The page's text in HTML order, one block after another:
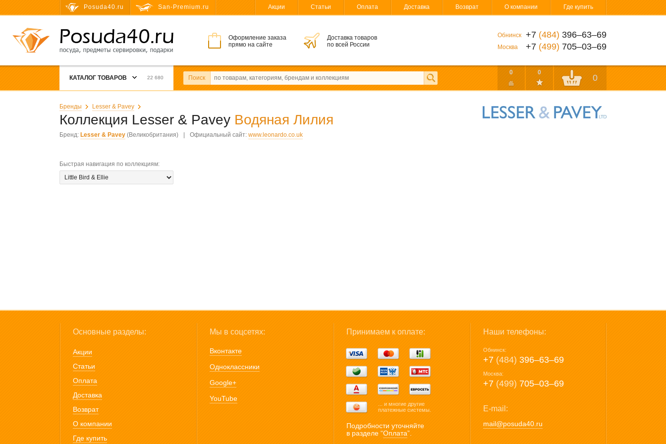
Posuda40.ru San-Premium.ru Акции Статьи Оплата Доставка Возврат О компании Где купить
Оформление заказа
прямо на сайте
Доставка товаров
по всей России
Обнинск +7 (484) 396‒63‒69
Москва +7 (499) 705‒03‒69
КАТАЛОГ ТОВАРОВ 22 680 Поиск
0 0
0
Бренды Lesser & Pavey
Коллекция Lesser & Pavey Водяная Лилия
Бренд: Lesser & Pavey (Великобритания) Официальный сайт: www.leonardo.co.uk
Быстрая навигация по коллекциям:
Основные разделы:
Акции
Статьи
Оплата
Доставка
Возврат
О компании
Где купить
Мы в соцсетях:
Вконтакте
Одноклассники
Google+
YouTube
Принимаем к оплате:
... и многие другие
платежные системы.
Подробности уточняйте
в разделе “Оплата”.
Наши телефоны:
Обнинск:
+7 (484) 396‒63‒69
Москва:
+7 (499) 705‒03‒69
E-mail:
mail@posuda40.ru